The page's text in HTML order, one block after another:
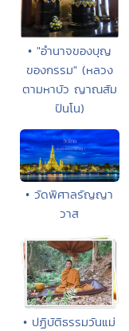
• "อำนาจของบุญ
ของกรรม" (หลวง
ตามหาบัว ญาณสัม
ปันโน)
• วัดพิศาลรัญญา
วาส
• ปฏิบัติธรรมวันแม่